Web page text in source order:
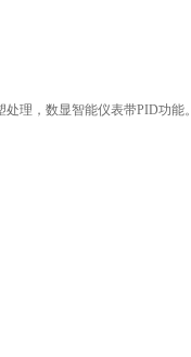
处理，数显智能仪表带PID功能。